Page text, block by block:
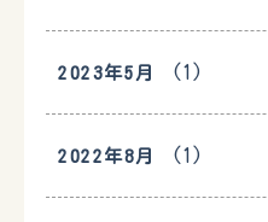
2023年5月 (1)
2022年8月 (1)